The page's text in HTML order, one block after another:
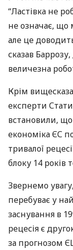
“Ластівка не
не означає,
але це
сказав
величезна
Крім
експерти
встановили,
економіка ЄС
тривалої
блоку 14 років
Звернемо
перебуває у
заснування в
рецесія є
за прогнозом